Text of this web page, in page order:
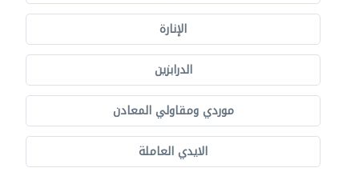
الإنارة
الدرابزين
موردي ومقاولي المعادن
الايدي العاملة